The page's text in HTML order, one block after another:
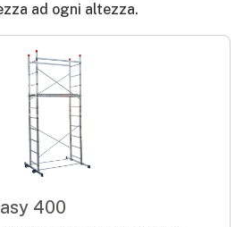
ad ogni altezza.
400